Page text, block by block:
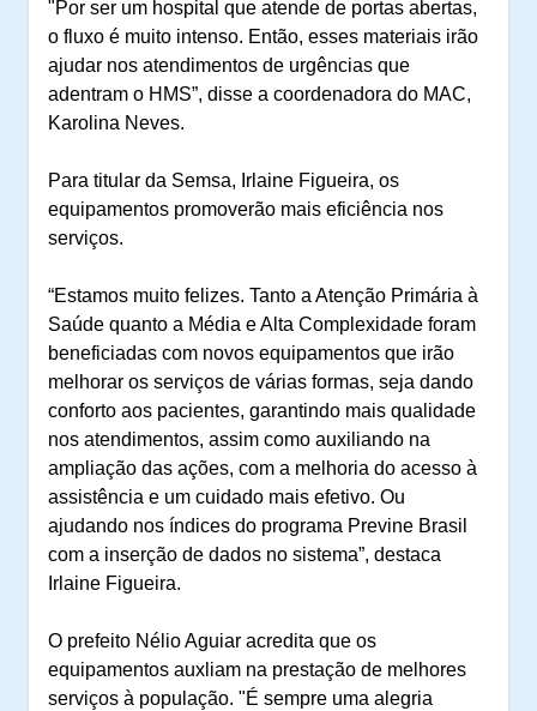
"Por ser um hospital que atende de portas abertas,
o fluxo é muito intenso. Então, esses materiais irão
ajudar nos atendimentos de urgências que
adentram o HMS”, disse a coordenadora do MAC,
Karolina Neves.
Para titular da Semsa, Irlaine Figueira, os
equipamentos promoverão mais eficiência nos
serviços.
“Estamos muito felizes. Tanto a Atenção Primária à
Saúde quanto a Média e Alta Complexidade foram
beneficiadas com novos equipamentos que irão
melhorar os serviços de várias formas, seja dando
conforto aos pacientes, garantindo mais qualidade
nos atendimentos, assim como auxiliando na
ampliação das ações, com a melhoria do acesso à
assistência e um cuidado mais efetivo. Ou
ajudando nos índices do programa Previne Brasil
com a inserção de dados no sistema”, destaca
Irlaine Figueira.
O prefeito Nélio Aguiar acredita que os
equipamentos auxliam na prestação de melhores
serviços à população. "É sempre uma alegria